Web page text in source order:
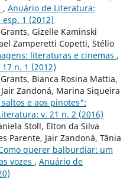
, Anuário de Literatura:
1 (2012)
Gizelle Kaminski
Zamperetti Copetti, Stélio
literaturas e cinemas ,
n. 1 (2012)
Bianca Rosina Mattia,
Zandoná, Marina Siqueira
saltos e aos pinotes":
v. 21 n. 2 (2016)
Stoll, Elton da Silva
Parente, Jair Zandoná, Tânia
querer balburdiar: um
vozes , Anuário de